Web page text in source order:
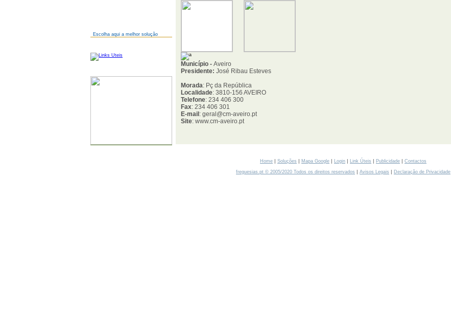
Escolha aqui a melhor solução
Município - Aveiro
Presidente: José Ribau Esteves
Morada: Pç da República
Localidade: 3810-156 AVEIRO
Telefone: 234 406 300
Fax: 234 406 301
E-mail : geral@cm-aveiro.pt
Site: www.cm-aveiro.pt
Home | Soluções | Mapa Google | Login | Link Úteis | Publicidade | Contactos
freguesias.pt © 2005/2020 Todos os direitos reservados | Avisos Legais | Declaração de Privacidade